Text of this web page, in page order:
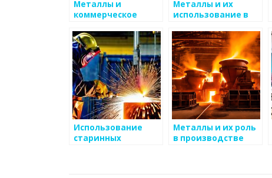
Металлы и
коммерческое
искусстве
Металлы и их
использование в
производстве
Использование
старинных
Металлы и их роль
в производстве